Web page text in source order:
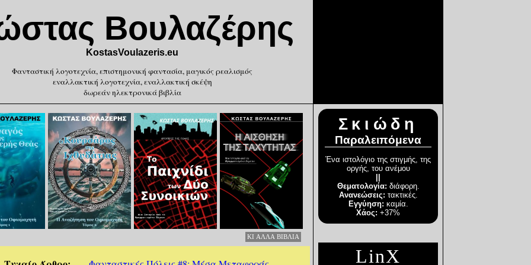
Βουλαζέρης
KostasVoulazeris.eu
Φανταστική λογοτεχνία, επιστημονική φαντασία, μαγικός ρεαλισμός
εναλλακτική λογοτεχνία, εναλλακτική σκέψη
δωρεάν ηλεκτρονικά βιβλία
KI ΑΛΛΑ ΒΙΒΛΙΑ
Σκιώδη
Παραλειπόμενα
Ένα ιστολόγιο της στιγμής, της
οργής, του ανέμου
Θεματολογία: διάφορη.
Ανανεώσεις: τακτικές.
Εγγύηση: καμία.
Χάος: +37%
LinX